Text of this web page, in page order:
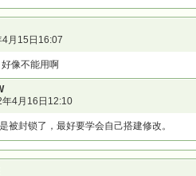
月15日16:07
像不能用啊
4月16日12:10
被封锁了，最好要学会自己搭建修改。